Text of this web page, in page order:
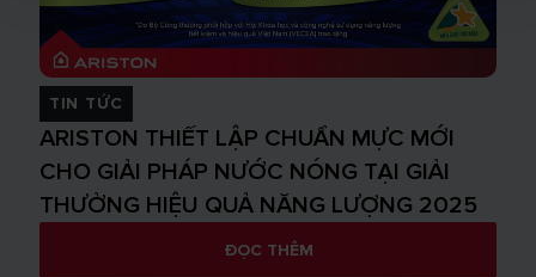
TIN TỨC
ARISTON THIẾT LẬP CHUẨN MỰC MỚI
CHO GIẢI PHÁP NƯỚC NÓNG TẠI GIẢI
THƯỞNG HIỆU QUẢ NĂNG LƯỢNG 2025
ĐỌC THÊM